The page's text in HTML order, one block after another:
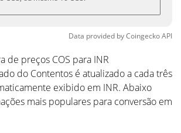
Data provided byCoingeckoAPI
de preços COS para INR
do Contentos é atualizado a cada três
exibido em INR. Abaixo
mais populares para conversão em